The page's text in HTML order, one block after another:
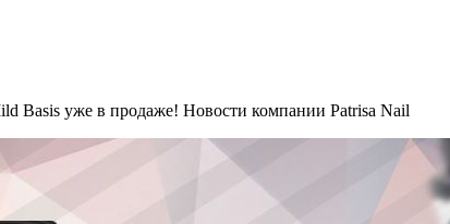
Basis уже в продаже! Новости компании Patrisa Nail